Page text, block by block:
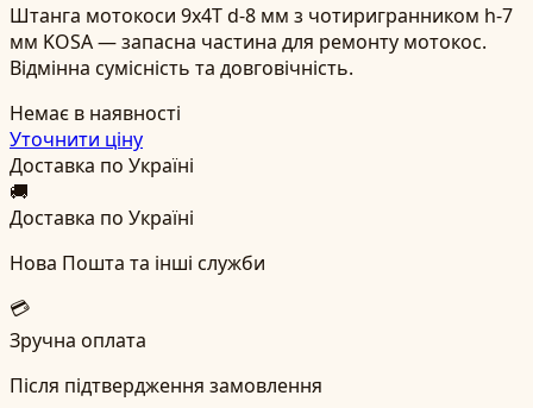
Штанга мотокоси 9x4T d-8 мм з чотиригранником h-7
мм KOSA — запасна частина для ремонту мотокос.
Відмінна сумісність та довговічність.
Немає в наявності
Уточнити ціну
Доставка по Україні
🚚
Доставка по Україні
Нова Пошта та інші служби
💳
Зручна оплата
Після підтвердження замовлення